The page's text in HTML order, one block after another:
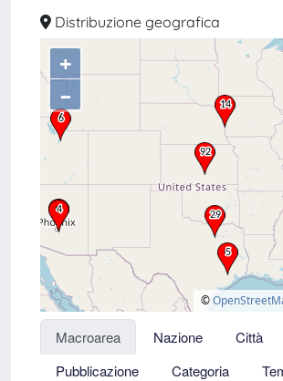
Distribuzione geografica
+
–
©
Macroarea Nazione
Città
Pubblicazione
Categoria